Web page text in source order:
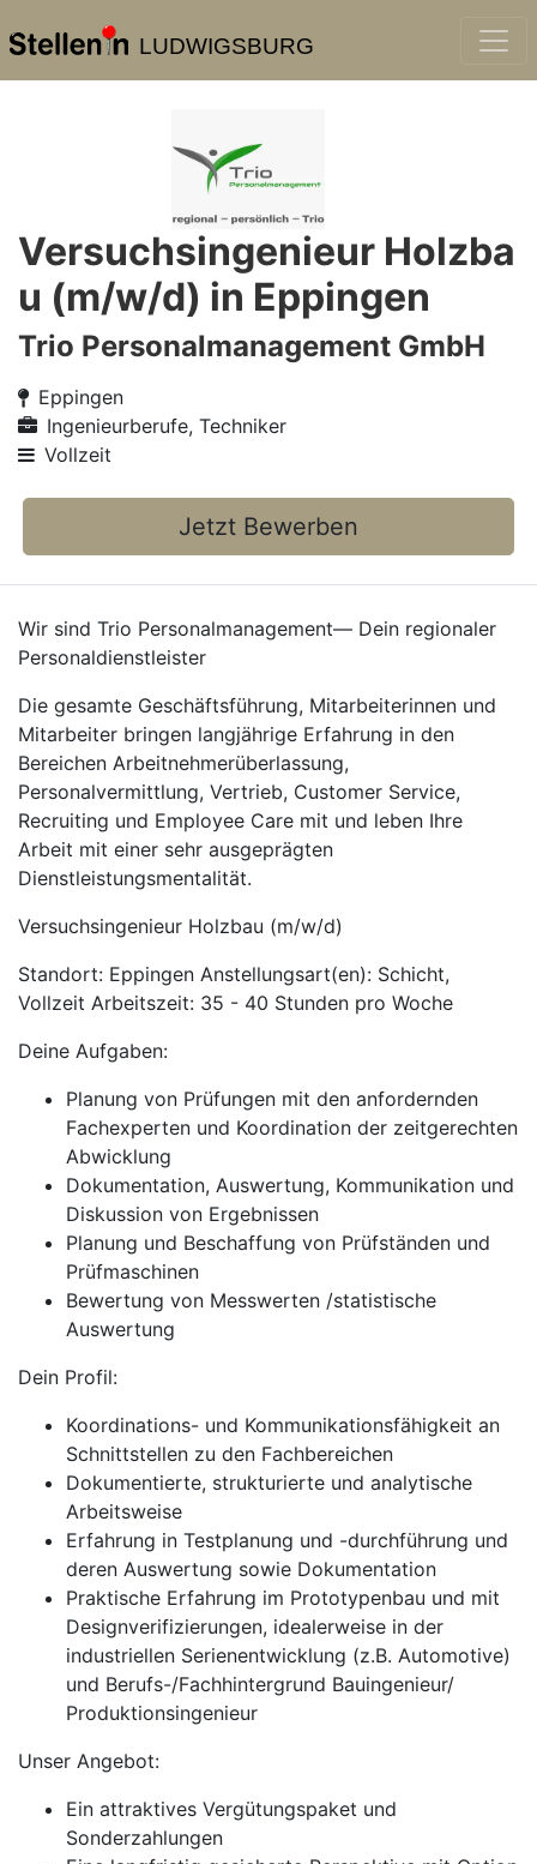
LUDWIGSBURG
Versuchsingenieur Holzba
u (m/w/d) in Eppingen
Trio Personalmanagement GmbH
Eppingen
Ingenieurberufe, Techniker
Vollzeit
Jetzt Bewerben
Wir sind Trio Personalmanagement— Dein regionaler
Personaldienstleister
Die gesamte Geschäftsführung, Mitarbeiterinnen und
Mitarbeiter bringen langjährige Erfahrung in den
Bereichen Arbeitnehmerüberlassung,
Personalvermittlung, Vertrieb, Customer Service,
Recruiting und Employee Care mit und leben Ihre
Arbeit mit einer sehr ausgeprägten
Dienstleistungsmentalität.
Versuchsingenieur Holzbau (m/w/d)
Standort: Eppingen Anstellungsart(en): Schicht,
Vollzeit Arbeitszeit: 35 - 40 Stunden pro Woche
Deine Aufgaben:
Planung von Prüfungen mit den anfordernden
Fachexperten und Koordination der zeitgerechten
Abwicklung
Dokumentation, Auswertung, Kommunikation und
Diskussion von Ergebnissen
Planung und Beschaffung von Prüfständen und
Prüfmaschinen
Bewertung von Messwerten /statistische
Auswertung
Dein Profil:
Koordinations- und Kommunikationsfähigkeit an
Schnittstellen zu den Fachbereichen
Dokumentierte, strukturierte und analytische
Arbeitsweise
Erfahrung in Testplanung und -durchführung und
deren Auswertung sowie Dokumentation
Praktische Erfahrung im Prototypenbau und mit
Designverifizierungen, idealerweise in der
industriellen Serienentwicklung (z.B. Automotive)
und Berufs-/Fachhintergrund Bauingenieur/
Produktionsingenieur
Unser Angebot:
Ein attraktives Vergütungspaket und
Sonderzahlungen